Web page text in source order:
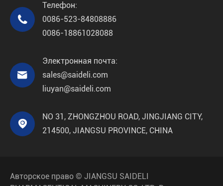

Телефон:
0086-523-84808886
0086-18861028088

Электронная почта:
sales@saideli.com
liuyan@saideli.com

NO 31, ZHONGZHOU ROAD, JINGJIANG CITY,
214500, JIANGSU PROVINCE, CHINA
Авторское право © JIANGSU SAIDELI